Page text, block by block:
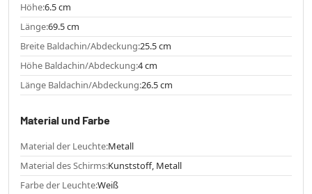
Höhe:6.5 cm
Länge:69.5 cm
Breite Baldachin/Abdeckung:25.5 cm
Höhe Baldachin/Abdeckung:4 cm
Länge Baldachin/Abdeckung:26.5 cm
Material und Farbe
Material der Leuchte:Metall
Material des Schirms:Kunststoff, Metall
Farbe der Leuchte:Weiß